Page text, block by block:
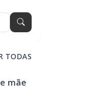
TODAS
mãe